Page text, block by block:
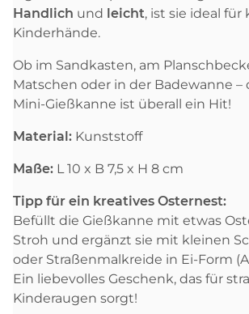
Handlich und leicht, ist sie ideal für
Kinderhände.
Ob im Sandkasten, am
Matschen oder in der Badewanne
Mini-Gießkanne ist überall ein Hit!
Material: Kunststoff
Maße: L 10 x B 7,5 x H 8 cm
Tipp für ein kreatives Osternest:
Befüllt die Gießkanne mit etwas
Stroh und ergänzt sie mit kleinen
oder Straßenmalkreide in Ei-Form
Ein liebevolles Geschenk, das für
Kinderaugen sorgt!